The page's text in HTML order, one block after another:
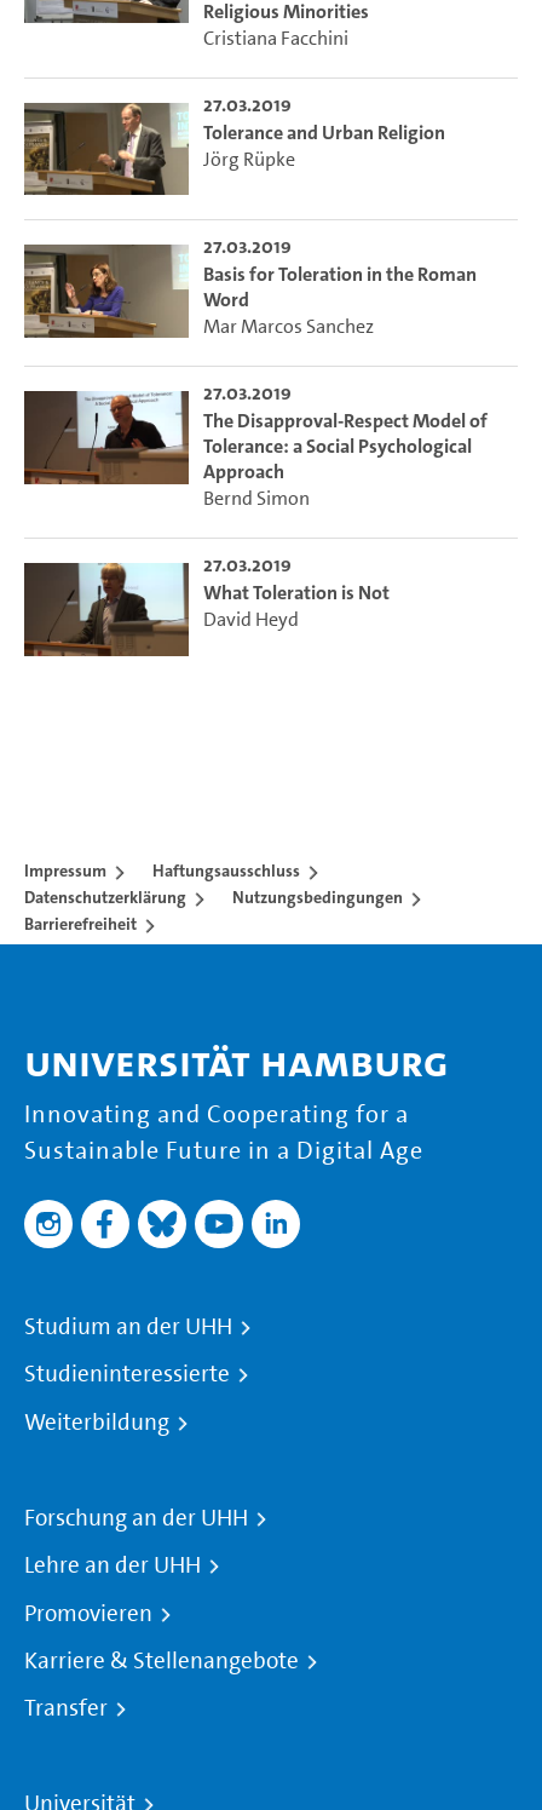
Religious Minorities
Cristiana Facchini
27.03.2019
Tolerance and Urban Religion
Jörg Rüpke
27.03.2019
Basis for Toleration in the Roman
Word
Mar Marcos Sanchez
27.03.2019
The Disapproval-Respect Model of
Tolerance: a Social Psychological
Approach
Bernd Simon
27.03.2019
What Toleration is Not
David Heyd
Impressum
Haftungsausschluss
Datenschutzerklärung
Nutzungsbedingungen
Barrierefreiheit
Universität Hamburg
Innovating and Cooperating for a
Sustainable Future in a Digital Age
Studium an der UHH
Studieninteressierte
Weiterbildung
Forschung an der UHH
Lehre an der UHH
Promovieren
Karriere & Stellenangebote
Transfer